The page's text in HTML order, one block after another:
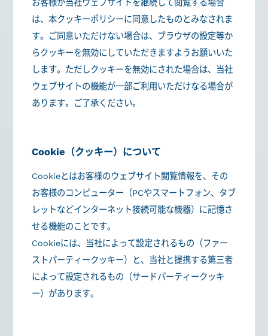
お客様が当社ウェブサイトを継続して閲覧する場合
は、本クッキーポリシーに同意したものとみなされま
す。ご同意いただけない場合は、ブラウザの設定等か
らクッキーを無効にしていただきますようお願いいた
します。ただしクッキーを無効にされた場合は、当社
ウェブサイトの機能が一部ご利用いただけなる場合が
あります。ご了承ください。
Cookie（クッキー）について
Cookieとはお客様のウェブサイト閲覧情報を、その
お客様のコンピューター（PCやスマートフォン、タブ
レットなどインターネット接続可能な機器）に記憶さ
せる機能のことです。
Cookieには、当社によって設定されるもの（ファー
ストパーティークッキー）と、当社と提携する第三者
によって設定されるもの（サードパーティークッキ
ー）があります。